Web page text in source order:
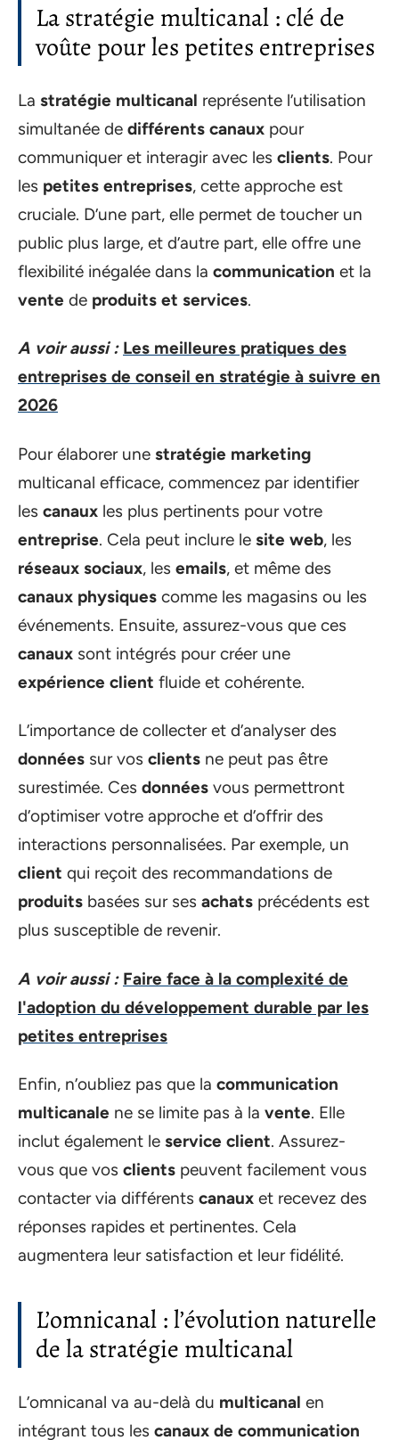
La stratégie multicanal : clé de
voûte pour les petites entreprises
La stratégie multicanal représente l’utilisation
simultanée de différents canaux pour
communiquer et interagir avec les clients. Pour
les petites entreprises, cette approche est
cruciale. D’une part, elle permet de toucher un
public plus large, et d’autre part, elle offre une
flexibilité inégalée dans la communication et la
vente de produits et services.
A voir aussi : Les meilleures pratiques des
entreprises de conseil en stratégie à suivre en
2026
Pour élaborer une stratégie marketing
multicanal efficace, commencez par identifier
les canaux les plus pertinents pour votre
entreprise. Cela peut inclure le site web, les
réseaux sociaux, les emails, et même des
canaux physiques comme les magasins ou les
événements. Ensuite, assurez-vous que ces
canaux sont intégrés pour créer une
expérience client fluide et cohérente.
L’importance de collecter et d’analyser des
données sur vos clients ne peut pas être
surestimée. Ces données vous permettront
d’optimiser votre approche et d’offrir des
interactions personnalisées. Par exemple, un
client qui reçoit des recommandations de
produits basées sur ses achats précédents est
plus susceptible de revenir.
A voir aussi : Faire face à la complexité de
l'adoption du développement durable par les
petites entreprises
Enfin, n’oubliez pas que la communication
multicanale ne se limite pas à la vente. Elle
inclut également le service client. Assurez-
vous que vos clients peuvent facilement vous
contacter via différents canaux et recevez des
réponses rapides et pertinentes. Cela
augmentera leur satisfaction et leur fidélité.
L’omnicanal : l’évolution naturelle
de la stratégie multicanal
L’omnicanal va au-delà du multicanal en
intégrant tous les canaux de communication